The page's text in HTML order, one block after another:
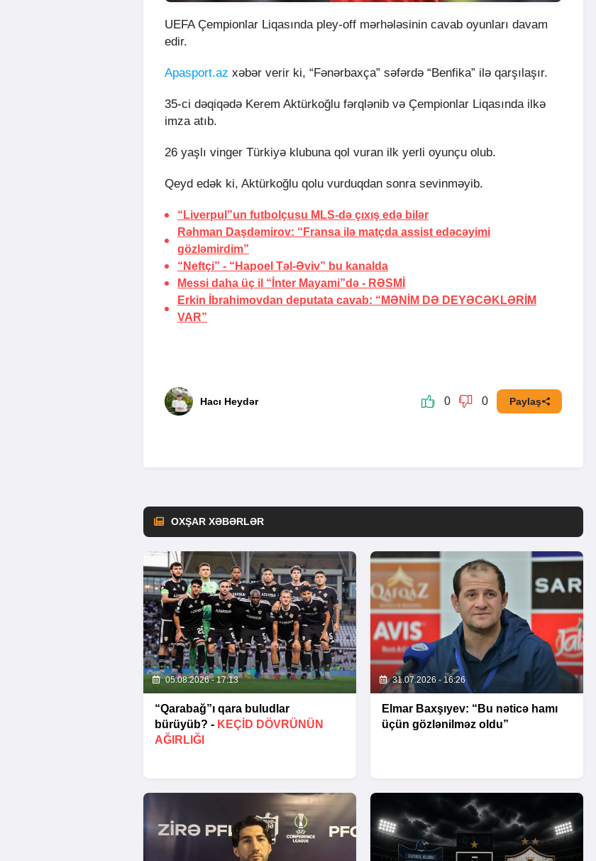
UEFA Çempionlar Liqasında pley-off mərhələsinin cavab oyunları davam
edir.
Apasport.az xəbər verir ki, “Fənərbaxça” səfərdə “Benfika” ilə qarşılaşır.
35-ci dəqiqədə Kerem Aktürkoğlu fərqlənib və Çempionlar Liqasında ilkə
imza atıb.
26 yaşlı vinger Türkiyə klubuna qol vuran ilk yerli oyunçu olub.
Qeyd edək ki, Aktürkoğlu qolu vurduqdan sonra sevinməyib.
“Liverpul”un futbolçusu MLS-də çıxış edə bilər
Rəhman Daşdəmirov: “Fransa ilə matçda assist edəcəyimi
gözləmirdim”
“Neftçi” - “Hapoel Təl-Əviv” bu kanalda
Messi daha üç il “İnter Mayami”də - RƏSMİ
Erkin İbrahimovdan deputata cavab: “MƏNİM DƏ DEYƏCƏKLƏRİM
VAR”
Hacı Heydər 0 0 Paylaş
OXŞAR XƏBƏRLƏR
05.08.2026 - 17:13
“Qarabağ”ı qara buludlar
bürüyüb? - KEÇID DÖVRÜNÜN
AĞIRLIĞI
31.07.2026 - 16:26
Elmar Baxşıyev: “Bu nəticə hamı
üçün gözlənilməz oldu”